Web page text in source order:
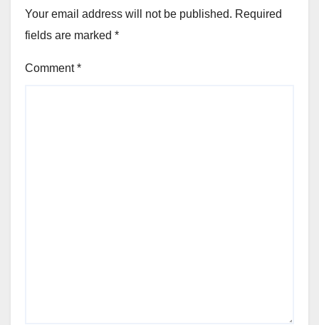
Your email address will not be published. Required
fields are marked *
Comment*